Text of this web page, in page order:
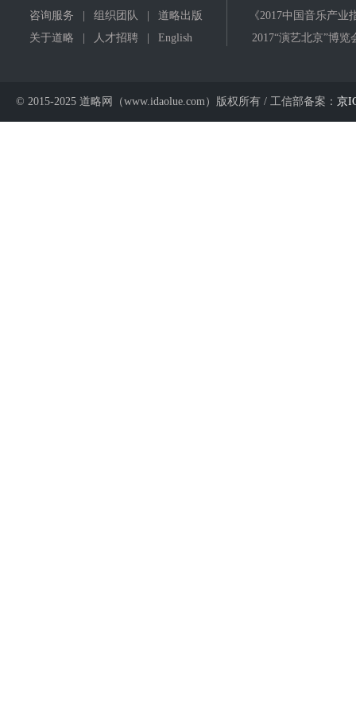
咨询服务
组织团队
道略出版
关于道略
人才招聘 English
《2017中国音乐产业
2017“演艺北京”博览
© 2015-2025 道略网（www.idaolue.com）版权所有 / 工信部备案： 京